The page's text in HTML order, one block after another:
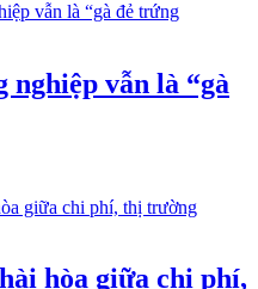
nghiệp vẫn là “gà
hòa giữa chi phí,